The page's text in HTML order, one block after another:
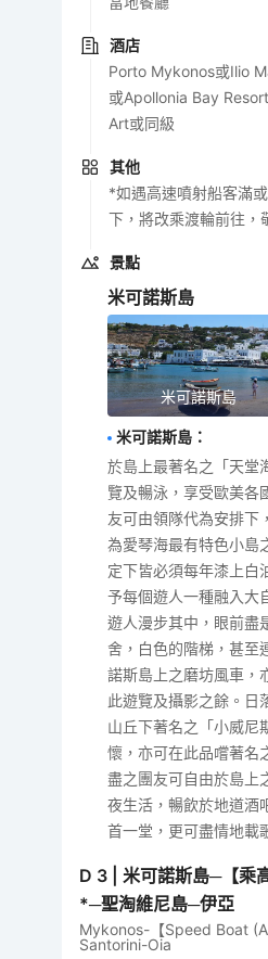
酒店
Porto Mykonos或Ilio
或Apollonia Bay
Art或同級
其他
*如遇高速噴射船客滿
下，將改乘渡輪前往，
景點
米可諾斯島
米可諾斯島
米可諾斯島 ：
於島上最著名之「天堂
覽及暢泳，享受歐美各
友可由領隊代為安排下
為愛琴海最有特色小島
定下皆必須每年漆上白
予每個遊人一種融入大
遊人漫步其中，眼前盡
舍，白色的階梯，甚至
諾斯島上之磨坊風車，
此遊覽及攝影之餘。日
山丘下著名之「小威尼
懷，亦可在此品嚐著名
盡之團友可自由於島上
夜生活，暢飲於地道酒
首一堂，更可盡情地載
D 3
米可諾斯島─【乘
*─聖淘維尼島─伊亞
Mykonos-【Speed Boat
Santorini-Oia